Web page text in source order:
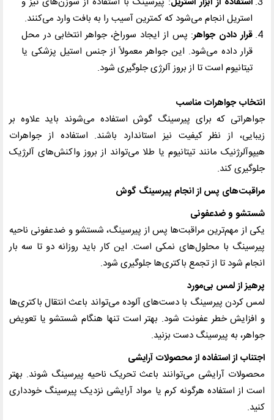
استریل انجام می‌شود که کمترین آسیب را به بافت وارد می‌کنند.
قرار دادن جواهر: پس از ایجاد سوراخ، جواهر انتخابی در محل
قرار داده می‌شود. این جواهر معمولاً از جنس استیل پزشکی یا
تیتانیوم است تا از بروز آلرژی جلوگیری شود.
انتخاب جواهرات مناسب
جواهراتی که برای پیرسینگ گوش استفاده می‌شوند باید علاوه بر
زیبایی، از نظر کیفیت نیز استاندارد باشند. استفاده از جواهرات
هیپوآلرژنیک مانند تیتانیوم یا طلا می‌تواند از بروز واکنش‌های آلرژیک
جلوگیری کند.
مراقبت‌های پس از انجام پیرسینگ گوش
شستشو و ضدعفونی
یکی از مهم‌ترین مراقبت‌ها پس از پیرسینگ، شستشو و ضدعفونی ناحیه
پیرسینگ با محلول‌های نمکی است. این کار باید روزانه دو تا سه بار
انجام شود تا از تجمع باکتری‌ها جلوگیری شود.
پرهیز از لمس بی‌مورد
لمس کردن پیرسینگ با دست‌های آلوده می‌تواند باعث انتقال باکتری‌ها
و افزایش خطر عفونت شود. بهتر است تنها هنگام شستشو یا تعویض
جواهر، به پیرسینگ دست بزنید.
اجتناب از استفاده از محصولات آرایشی
محصولات آرایشی می‌توانند باعث تحریک ناحیه پیرسینگ شوند. بهتر
است از استفاده هرگونه کرم یا مواد آرایشی نزدیک پیرسینگ خودداری
کنید.